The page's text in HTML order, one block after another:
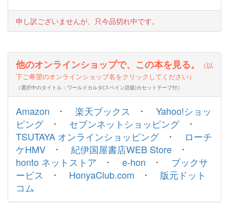
申し訳ございませんが、只今品切れ中です。
他のオンラインショップで、この本を見る。
（以
下ご希望のオンラインショップ名をクリックしてください）
（選択中のタイトル：ワールドカルタ(スペイン語版)カセットテープ付）
Amazon ･ 楽天ブックス ･ Yahoo!ショッ
ピング･ セブンネットショッピング･
TSUTAYA オンラインショッピング･
ローチ
ケHMV ･ 紀伊国屋書店WEB Store ･
honto ネットストア ･ e-hon ･ ブックサ
ービス ･ HonyaClub.com ･ 版元ドット
コム